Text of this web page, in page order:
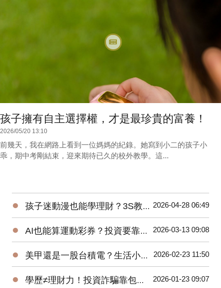
孩子擁有自主選擇權，才是最珍貴的富養！
2026/05/20 13:10
前幾天，我在網路上看到一位媽媽的紀錄。她寫到小二的孩子小
乖，期中考剛結束，迎來期待已久的校外教學。這...
● 孩子迷動漫也能學理財？3S教育超簡單！ 2026-04-28 06:49
● AI也能算運動彩券？投資要靠數據而非單憑直覺！ 2026-03-13 09:08
● 美甲還是一股台積電？生活小選擇，培養孩子金錢觀！ 2026-02-23 11:50
● 學歷≠理財力！投資詐騙靠包裝取信，巴菲特推崇長期紀律！ 2026-01-23 09:07